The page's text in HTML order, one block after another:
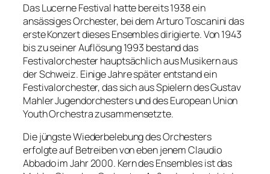
Das Lucerne Festival hatte bereits 1938 ein
ansässiges Orchester, bei dem Arturo Toscanini das
erste Konzert dieses Ensembles dirigierte. Von 1943
bis zu seiner Auflösung 1993 bestand das
Festivalorchester hauptsächlich aus Musikern aus
der Schweiz. Einige Jahre später entstand ein
Festivalorchester, das sich aus Spielern des Gustav
Mahler Jugendorchesters und des European Union
Youth Orchestra zusammensetzte.
Die jüngste Wiederbelebung des Orchesters
erfolgte auf Betreiben von eben jenem Claudio
Abbado im Jahr 2000. Kern des Ensembles ist das